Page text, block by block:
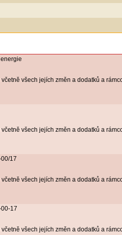
všech jejích změn a dodatků a
všech jejích změn a dodatků a
17
všech jejích změn a dodatků a
17
všech jejích změn a dodatků a